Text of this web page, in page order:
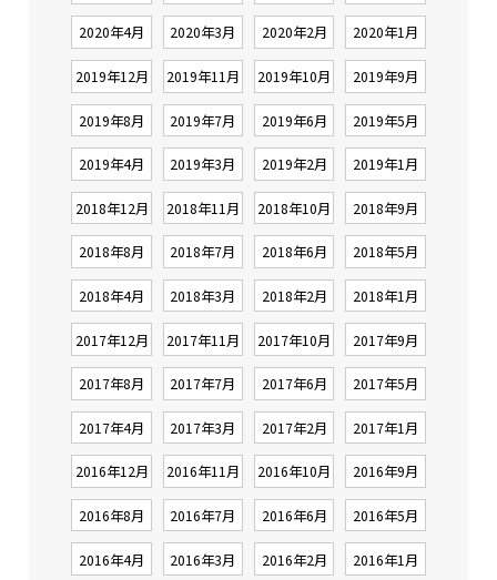
2020年4月 2020年3月 2020年2月 2020年1月
2019年12月 2019年11月 2019年10月 2019年9月
2019年8月 2019年7月 2019年6月 2019年5月
2019年4月 2019年3月 2019年2月 2019年1月
2018年12月 2018年11月 2018年10月 2018年9月
2018年8月 2018年7月 2018年6月 2018年5月
2018年4月 2018年3月 2018年2月 2018年1月
2017年12月 2017年11月 2017年10月 2017年9月
2017年8月 2017年7月 2017年6月 2017年5月
2017年4月 2017年3月 2017年2月 2017年1月
2016年12月 2016年11月 2016年10月 2016年9月
2016年8月 2016年7月 2016年6月 2016年5月
2016年4月 2016年3月 2016年2月 2016年1月